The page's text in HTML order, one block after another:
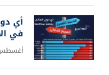
أي
في
أغسطس 3,